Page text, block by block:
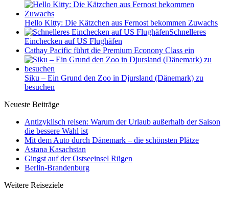
Hello Kitty: Die Kätzchen aus Fernost bekommen Zuwachs
Schnelleres
Einchecken auf US Flughäfen
Cathay Pacific führt die Premium Econony Class ein
Siku – Ein Grund den Zoo in Djursland (Dänemark) zu
besuchen
Neueste Beiträge
Antizyklisch reisen: Warum der Urlaub außerhalb der Saison
die bessere Wahl ist
Mit dem Auto durch Dänemark – die schönsten Plätze
Astana Kasachstan
Gingst auf der Ostseeinsel Rügen
Berlin-Brandenburg
Weitere Reiseziele